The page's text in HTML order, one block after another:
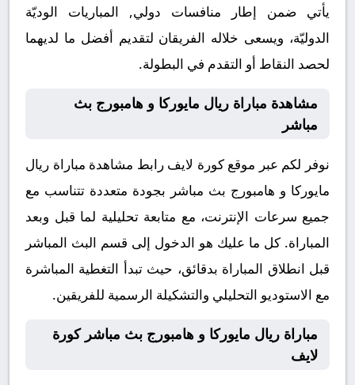
يأتي ضمن إطار منافسات دولي, المباريات الوديّة
الدوليّة، ويسعى خلاله الفريقان لتقديم أفضل ما لديهما
لحصد النقاط أو التقدم في البطولة.
مشاهدة مباراة ريال مايوركا و هامبورج بث
مباشر
نوفر لكم عبر موقع كورة لايف رابط مشاهدة مباراة ريال
مايوركا و هامبورج بث مباشر بجودة متعددة تتناسب مع
جميع سرعات الإنترنت، مع متابعة تحليلية لما قبل وبعد
المباراة. كل ما عليك هو الدخول إلى قسم البث المباشر
قبل انطلاق المباراة بدقائق، حيث تبدأ التغطية المباشرة
مع الاستوديو التحليلي والتشكيلة الرسمية للفريقين.
مباراة ريال مايوركا و هامبورج بث مباشر كورة
لايف